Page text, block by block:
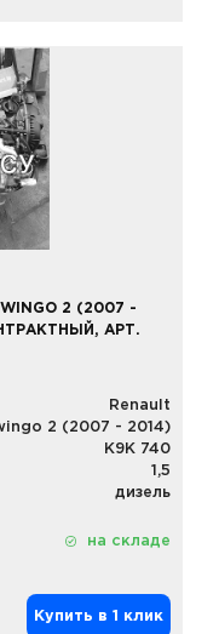
2 (2007 -
АРТ.
Renault
2 (2007 - 2014)
K9K 740
1,5
дизель
на складе
Купить в 1 клик